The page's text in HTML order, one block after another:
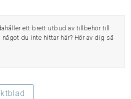
ett brett utbud av tillbehör till
du inte hittar här? Hör av dig så